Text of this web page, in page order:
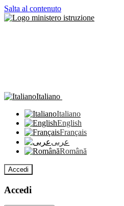
Salta al contenuto
Italiano
Italiano
English
Français
عربى
Română
Accedi
Accedi